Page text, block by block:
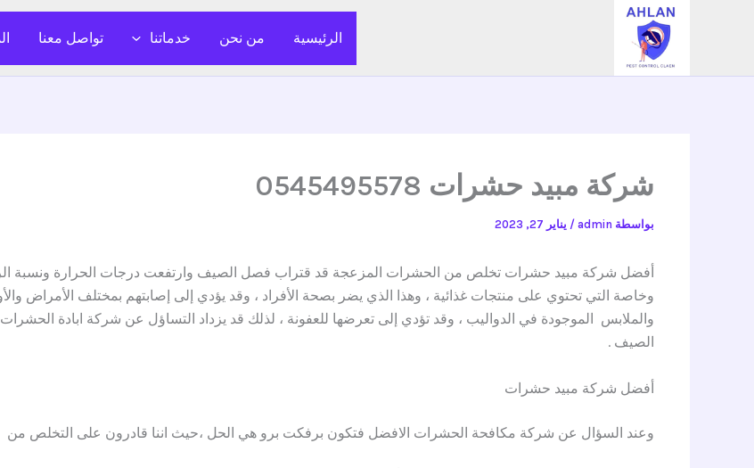
الرئيسية من نحن خدماتنا تواصل معنا
شركة مبيد حشرات 0545495578
بواسطة admin
/ يناير 27, 2023
أفضل شركة مبيد حشرات تخلص من الحشرات المزعجة قد قتراب فصل الصيف وارتفعت درجات الحرارة ونسبة
وخاصة التي تحتوي على منتجات غذائية ، وهذا الذي يضر بصحة الأفراد ، وقد يؤدي إلى إصابتهم بمختلف الأمراض
والملابس الموجودة في الدواليب ، وقد تؤدي إلى تعرضها للعفونة ، لذلك قد يزداد التساؤل عن شركة ابادة
الصيف .
أفضل شركة مبيد حشرات
وعند السؤال عن شركة مكافحة الحشرات الافضل فتكون برفكت برو هي الحل ،حيث اننا قادرون على التخلص من